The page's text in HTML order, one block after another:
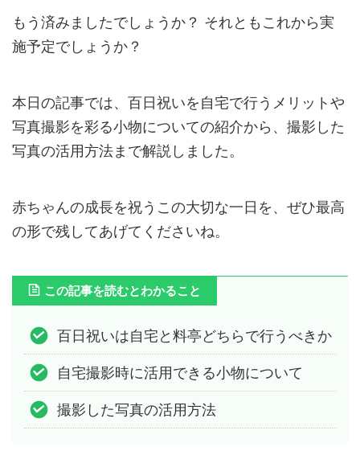
もう済みましたでしょうか？ それともこれから実
施予定でしょうか？
本日の記事では、百日祝いを自宅で行うメリットや
写真撮影を彩る小物についての紹介から、撮影した
写真の活用方法まで解説しました。
赤ちゃんの成長を祝うこの大切な一日を、ぜひ最高
の形で残してあげてくださいね。
この記事を読むとわかること
百日祝いは自宅と料亭どちらで行うべきか
自宅撮影時に活用できる小物について
撮影した写真の活用方法